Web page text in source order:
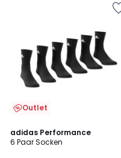
Outlet
adidas Performance
6 Paar Socken
4,9
/ 5